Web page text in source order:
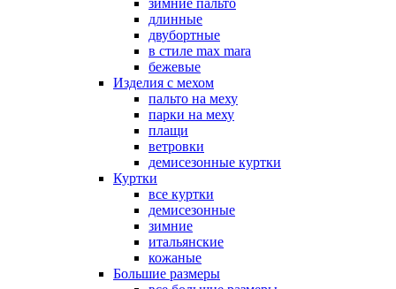
зимние пальто
длинные
двубортные
в стиле max mara
бежевые
Изделия с мехом
пальто на меху
парки на меху
плащи
ветровки
демисезонные куртки
Куртки
все куртки
демисезонные
зимние
итальянские
кожаные
Большие размеры